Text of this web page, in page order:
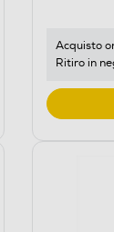
Acquisto
Ritiro in